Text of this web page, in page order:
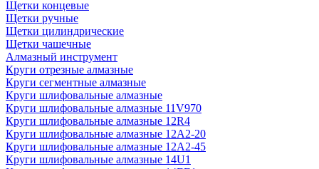
Щетки концевые
Щетки ручные
Щетки цилиндрические
Щетки чашечные
Алмазный инструмент
Круги отрезные алмазные
Круги сегментные алмазные
Круги шлифовальные алмазные
Круги шлифовальные алмазные 11V970
Круги шлифовальные алмазные 12R4
Круги шлифовальные алмазные 12А2-20
Круги шлифовальные алмазные 12А2-45
Круги шлифовальные алмазные 14U1